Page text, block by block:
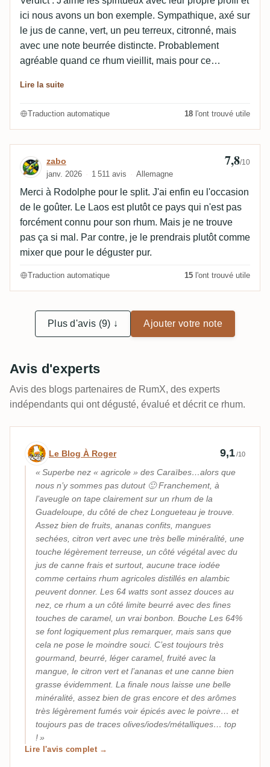
ici nous avons un bon exemple. Sympathique, axé sur
le jus de canne, vert, un peu terreux, citronné, mais
avec une note beurrée distincte. Probablement
agréable quand ce rhum vieillit, mais pour ce
points. Nez : sucre et canne à sucre, herbe,
écrasée et encre. Bouche : huileux, mais toujours
modérée, alcool bien intégré, juste un peu de poivre,
et qui persiste sur le jus de canne, la canne à sucre,
des notes végétales, zeste de citron, huile et beurre.
Lire la suite
Traduction automatique 18 l'ont trouvé utile
Avis de zabo
zabo
janv. 2026 1 511 avis Allemagne
7,8/10
Merci à Rodolphe pour le split. J'ai enfin eu l'occasion
de le goûter. Le Laos est plutôt ce pays qui n'est pas
forcément connu pour son rhum. Mais je ne trouve
pas ça si mal. Par contre, je le prendrais plutôt comme
mixer que pour le déguster pur.
Traduction automatique 15 l'ont trouvé utile
Plus d'avis (9) ↓ Ajouter votre note
Avis d'experts
Avis des blogs partenaires de RumX, des experts
indépendants qui ont dégusté, évalué et décrit ce rhum.
Avis d’expert par Le Blog À Roger
Le Blog À Roger 9,1/10
Superbe nez « agricole » des Caraïbes…alors que
nous n’y sommes pas dutout 🙂 Franchement, à
l’aveugle on tape clairement sur un rhum de la
Guadeloupe, du côté de chez Longueteau je trouve.
Assez bien de fruits, ananas confits, mangues
sechées, citron vert avec une très belle minéralité, une
touche légèrement terreuse, un côté végétal avec du
jus de canne frais et surtout, aucune trace iodée
comme certains rhum agricoles distillés en alambic
peuvent donner. Les 64 watts sont assez douces au
nez, ce rhum a un côté limite beurré avec des fines
touches de caramel, un vrai bonbon. Bouche Les 64%
se font logiquement plus remarquer, mais sans que
cela ne pose le moindre souci. C’est toujours très
gourmand, beurré, léger caramel, fruité avec la
mangue, le citron vert et l’ananas et une canne bien
grasse évidemment. La finale nous laisse une belle
minéralité, assez bien de gras encore et des arômes
très légèrement fumés voir épicés avec le poivre… et
toujours pas de traces olives/iodes/métalliques… top
!
Lire l'avis complet →